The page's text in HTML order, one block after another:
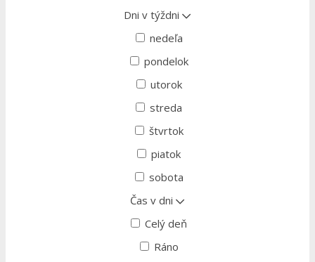
Dni v týždni
nedeľa
pondelok
utorok
streda
štvrtok
piatok
sobota
Čas v dni
Celý deň
Ráno